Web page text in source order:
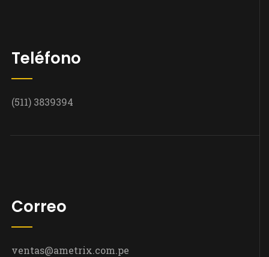
Teléfono
(511) 3839394
Correo
ventas@ametrix.com.pe